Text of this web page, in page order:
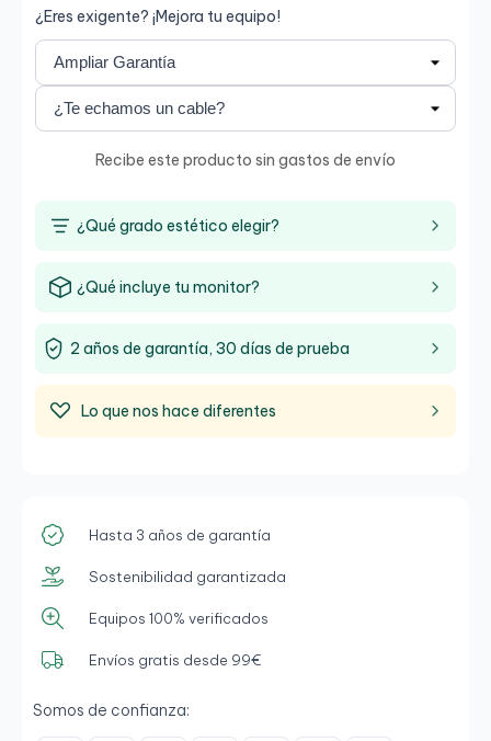
¿Eres exigente? ¡Mejora tu equipo!
Recibe este producto sin gastos de envío
¿Qué grado estético elegir?
¿Qué incluye tu monitor?
2 años de garantía, 30 días de prueba
Lo que nos hace diferentes
Hasta 3 años de garantía
Sostenibilidad garantizada
Equipos 100% verificados
Envíos gratis desde 99€
Somos de confianza: